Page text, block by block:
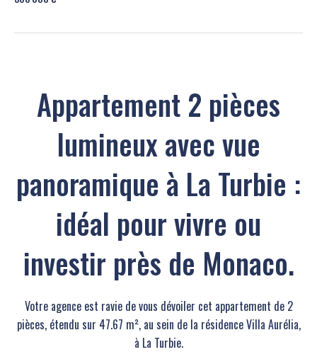
Appartement 2 pièces
lumineux avec vue
panoramique à La Turbie :
idéal pour vivre ou
investir près de Monaco.
Votre agence est ravie de vous dévoiler cet appartement de 2
pièces, étendu sur 47.67 m², au sein de la résidence Villa Aurélia,
à La Turbie.